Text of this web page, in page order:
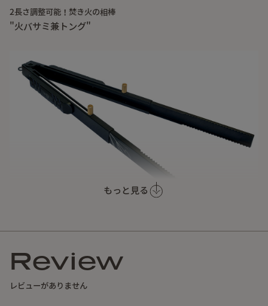
もっと見る
2長さ調整可能！焚き火の相棒
"火バサミ兼トング"
焚き火をする上で欠かすことのできない火バサミ。
絶対に必要だからこそ、機能的で使い易く、そして格好良い
ものが良いですよね。
Review
レビューがありません